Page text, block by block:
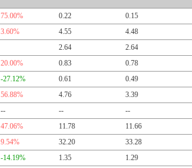
75.00% 0.22 0.15
3.60% 4.55 4.48
2.64 2.64
20.00% 0.83 0.78
-27.12% 0.61 0.49
56.88% 4.76 3.39
-- -- --
47.06% 11.78 11.66
9.54% 32.20 33.28
-14.19% 1.35 1.29